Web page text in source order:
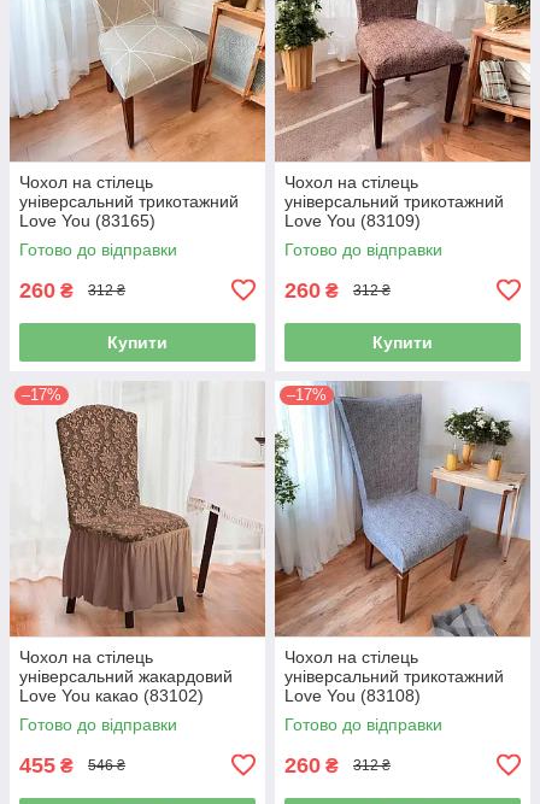
Чохол на стілець
універсальний трикотажний
Love You (83165)
Готово до відправки
260 ₴ 312 ₴
Купити
Чохол на стілець
універсальний трикотажний
Love You (83109)
Готово до відправки
260 ₴ 312 ₴
Купити
–17%
Чохол на стілець
універсальний жакардовий
Love You какао (83102)
Готово до відправки
455 ₴ 546 ₴
–17%
Чохол на стілець
універсальний трикотажний
Love You (83108)
Готово до відправки
260 ₴ 312 ₴